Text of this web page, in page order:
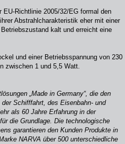
Richtlinie 2005/32/EG formal den
Abstrahlcharakteristik eher mit einer
kalt und erreicht eine
und einer Betriebsspannung von 230
zwischen 1 und 5,5 Watt.
„Made in Germany“, die den
Schifffahrt, des Eisenbahn- und
als 60 Jahre Erfahrung in der
die Grundlage. Die technologische
garantieren den Kunden Produkte in
NARVA über 500 unterschiedliche